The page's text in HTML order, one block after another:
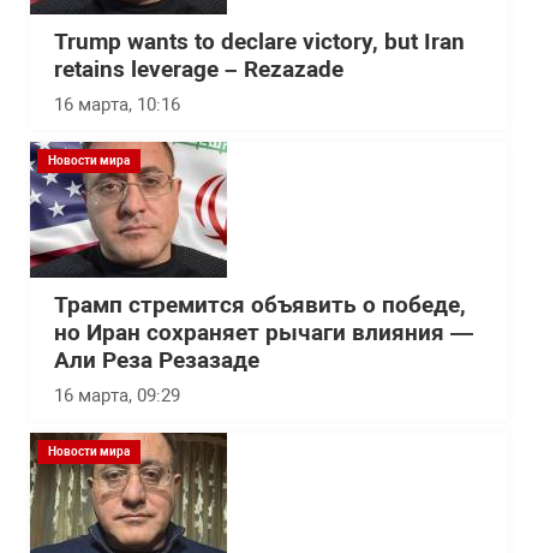
Trump wants to declare victory, but Iran
retains leverage – Rezazade
16 марта, 10:16
Новости мира
Трамп стремится объявить о победе,
но Иран сохраняет рычаги влияния —
Али Реза Резазаде
16 марта, 09:29
Новости мира